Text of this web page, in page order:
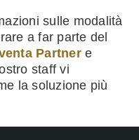
sulle modalità
a far parte del
Partnere
staff vi
la soluzione più